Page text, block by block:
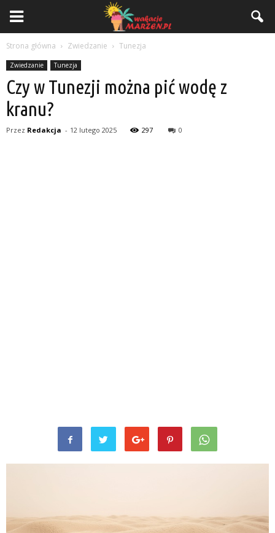
Strona główna Zwiedzanie Tunezja
Zwiedzanie Tunezja
Czy w Tunezji można pić wodę z
kranu?
Przez Redakcja - 12 lutego 2025 297 0